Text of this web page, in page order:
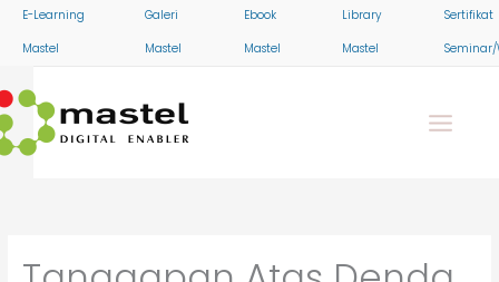
SkipE-Learning
Mastel
Galeri
Mastel
Ebook
Mastel
Library
Mastel
Sertifikat